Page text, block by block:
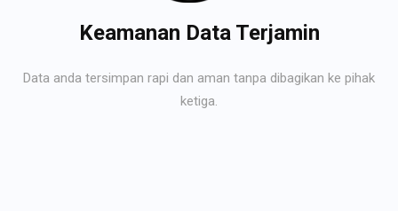
Keamanan Data Terjamin
Data anda tersimpan rapi dan aman tanpa dibagikan ke pihak
ketiga.